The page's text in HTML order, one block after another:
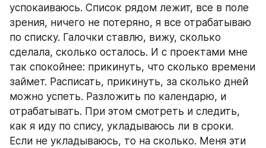
успокаиваюсь. Список рядом лежит, все в поле
зрения, ничего не потеряно, я все отрабатываю
по списку. Галочки ставлю, вижу, сколько
сделала, сколько осталось. И с проектами мне
так спокойнее: прикинуть, что сколько времени
займет. Расписать, прикинуть, за сколько дней
можно успеть. Разложить по календарю, и
отрабатывать. При этом смотреть и следить,
как я иду по спису, укладываюсь ли в сроки.
Если не укладываюсь, то на сколько. Меня эти